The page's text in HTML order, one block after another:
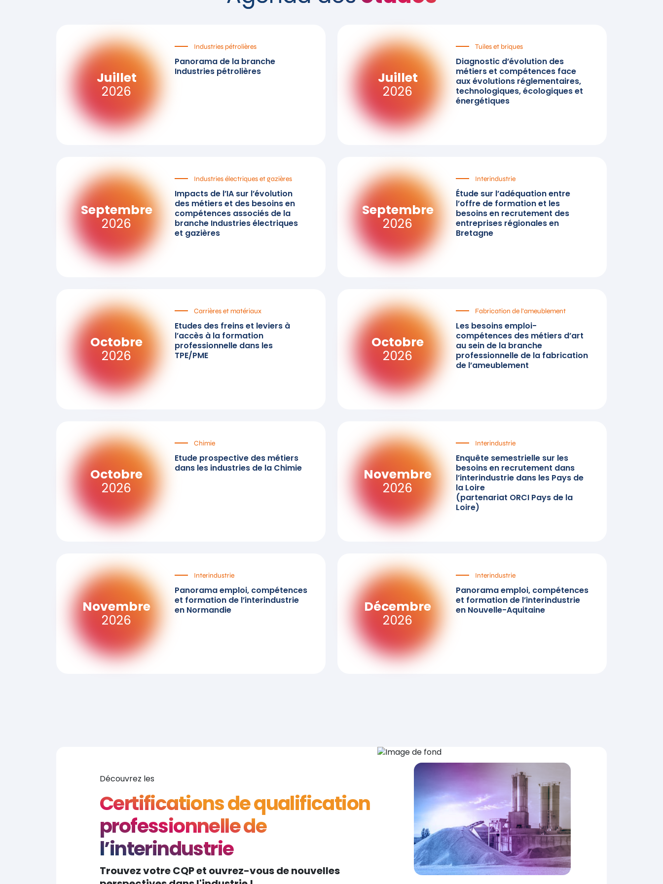
Juillet
2026
Industries pétrolières
Panorama de la branche
Industries pétrolières
Juillet
2026
Tuiles et briques
Diagnostic d’évolution des
métiers et compétences face
aux évolutions réglementaires,
technologiques, écologiques et
énergétiques
Septembre
2026
Industries électriques et gazières
Impacts de l’IA sur l’évolution
des métiers et des besoins en
compétences associés de la
branche Industries électriques
et gazières
Septembre
2026
Interindustrie
Étude sur l’adéquation entre
l’offre de formation et les
besoins en recrutement des
entreprises régionales en
Bretagne
Octobre
2026
Carrières et matériaux
Etudes des freins et leviers à
l’accès à la formation
professionnelle dans les
TPE/PME
Octobre
2026
Fabrication de l’ameublement
Les besoins emploi-
compétences des métiers d’art
au sein de la branche
professionnelle de la fabrication
de l’ameublement
Octobre
2026
Chimie
Etude prospective des métiers
dans les industries de la Chimie
Novembre
2026
Interindustrie
Enquête semestrielle sur les
besoins en recrutement dans
l’interindustrie dans les Pays de
la Loire
(partenariat ORCI Pays de la
Loire)
Novembre
2026
Interindustrie
Panorama emploi, compétences
et formation de l’interindustrie
en Normandie
Décembre
2026
Interindustrie
Panorama emploi, compétences
et formation de l’interindustrie
en Nouvelle-Aquitaine
Découvrez les
Certifications de qualification
professionnelle de
l’interindustrie
Trouvez votre CQP et ouvrez-vous de nouvelles